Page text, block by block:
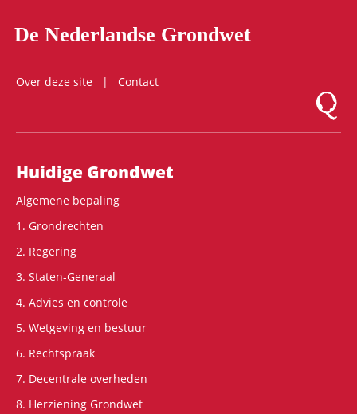
De Nederlandse Grondwet
Over deze site
Contact
Logo
Hoofdnavigatie
Huidige Grondwet
Algemene bepaling
1. Grondrechten
2. Regering
3. Staten-Generaal
4. Advies en controle
5. Wetgeving en bestuur
6. Rechtspraak
7. Decentrale overheden
8. Herziening Grondwet